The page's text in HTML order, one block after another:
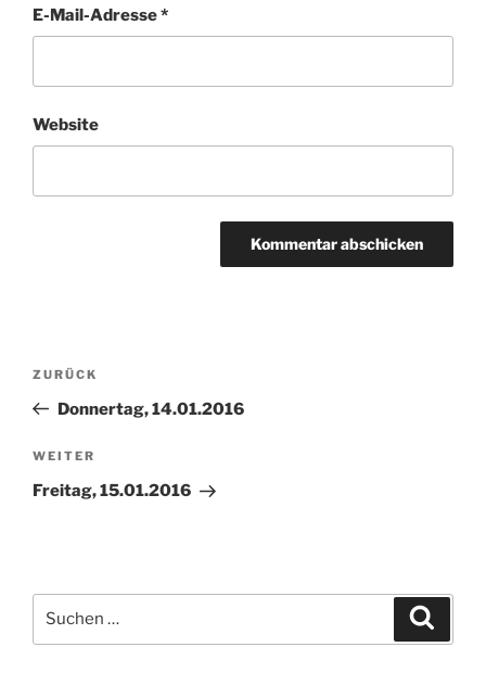
E-Mail-Adresse*
Website
Beitragsnavigation
Vorheriger
Beitrag
ZURÜCK
Donnertag, 14.01.2016
Nächster
Beitrag
WEITER
Freitag, 15.01.2016
nach: